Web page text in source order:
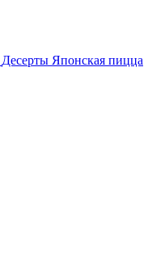
Десерты Японская пицца